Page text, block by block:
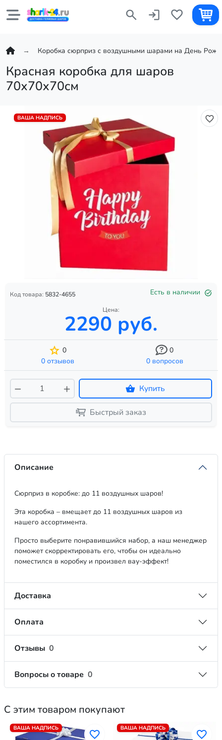
Коробка сюрприз с воздушными шарами на День
Красная коробка для шаров
70х70х70см
ВАША НАДПИСЬ
Код товара: 5832-4655 Есть в наличии
Цена:
2290 руб.
0
0 отзывов
0
0 вопросов
Купить
Быстрый заказ
Описание
Сюрприз в коробке: до 11 воздушных шаров!
Эта коробка – вмещает до 11 воздушных шаров из
нашего ассортимента.
Просто выберите понравившийся набор, а наш менеджер
поможет скорректировать его, чтобы он идеально
поместился в коробку и произвел вау-эффект!
Доставка
Оплата
Отзывы 0
Вопросы о товаре 0
С этим товаром покупают
ВАША НАДПИСЬ ВАША НАДПИСЬ